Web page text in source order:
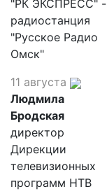
"РК ЭКСПРЕСС" -
радиостанция
"Русское Радио
Омск"
11 августа
Людмила
Бродская
директор
Дирекции
телевизионных
программ НТВ